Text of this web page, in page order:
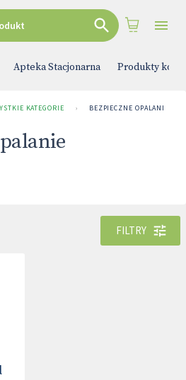
Apteka Stacjonarna Produkty
KATEGORIE › BEZPIECZNE OPALANIE
FILTRY